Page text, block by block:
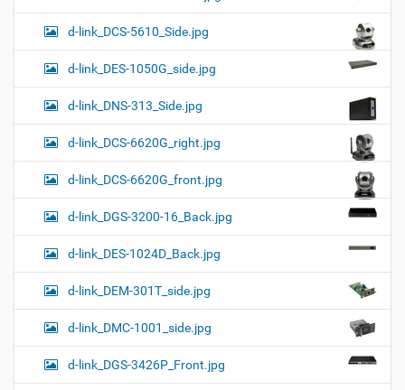
d-link_DCS-5610_Side.jpg
d-link_DES-1050G_side.jpg
d-link_DNS-313_Side.jpg
d-link_DCS-6620G_right.jpg
d-link_DCS-6620G_front.jpg
d-link_DGS-3200-16_Back.jpg
d-link_DES-1024D_Back.jpg
d-link_DEM-301T_side.jpg
d-link_DMC-1001_side.jpg
d-link_DGS-3426P_Front.jpg